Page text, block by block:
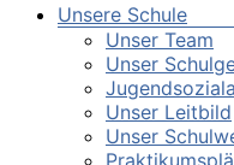
Unsere Schule
Unser Team
Unser
Unser Leitbild
Unser